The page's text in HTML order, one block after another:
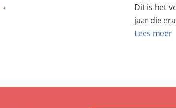
Dit is het
jaar die
Lees meer